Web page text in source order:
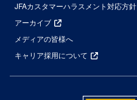
JFAカスタマーハラスメント対応方針
アーカイブ
メディアの皆様へ
キャリア採用について